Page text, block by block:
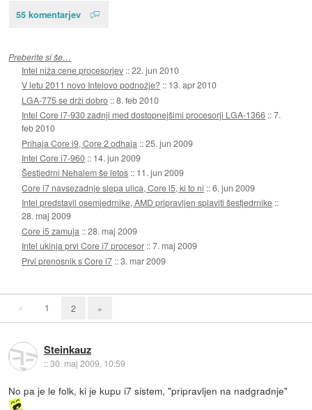
55 komentarjev
Preberite si še…
Intel niža cene procesorjev ::22. jun 2010
V letu 2011 novo Intelovo podnožje? :: 13. apr 2010
LGA-775 se drži dobro ::8. feb 2010
Intel Core i7-930 zadnji med dostopnejšimi procesorji LGA-1366 ::7.
feb 2010
Prihaja Core i9, Core 2 odhaja ::25. jun 2009
Intel Core i7-960 :: 14. jun 2009
Šestjedrni Nehalem še letos :: 11. jun 2009
Core i7 navsezadnje slepa ulica, Core i5, ki to ni ::6. jun 2009
Intel predstavil osemjedrnike, AMD pripravljen splaviti šestjedrnike ::
28. maj 2009
Core i5 zamuja ::28. maj 2009
Intel ukinja prvi Core i7 procesor ::7. maj 2009
Prvi prenosnik s Core i7 ::3. mar 2009
« 1 2 »
Steinkauz
::30. maj 2009, 10:59
No pa je le folk, ki je kupu i7 sistem, "pripravljen na nadgradnje"